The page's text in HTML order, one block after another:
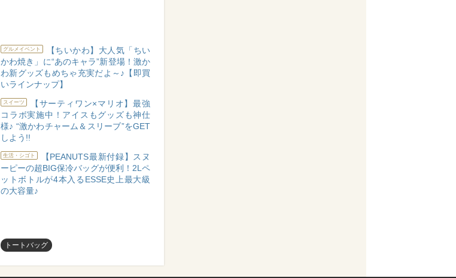
グルメイベント
【ちいかわ】大人気「ちい
かわ焼き」に“あのキャラ”新登場！激か
わ新グッズもめちゃ充実だよ～♪【即買
いラインナップ】
スイーツ
【サーティワン×マリオ】最強
コラボ実施中！アイスもグッズも神仕
様♪ “激かわチャーム＆スリーブ”をGET
しよう!!
生活・シゴト
【PEANUTS最新付録】スヌ
ーピーの超BIG保冷バッグが便利！2Lペ
ットボトルが4本入るESSE史上最大級
の大容量♪
トートバッグ